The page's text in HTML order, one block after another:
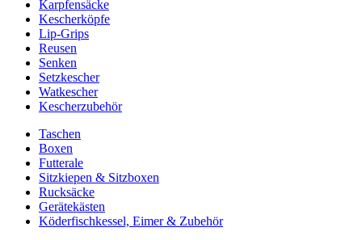
Karpfensäcke
Kescherköpfe
Lip-Grips
Reusen
Senken
Setzkescher
Watkescher
Kescherzubehör
Taschen
Boxen
Futterale
Sitzkiepen & Sitzboxen
Rucksäcke
Gerätekästen
Köderfischkessel, Eimer & Zubehör